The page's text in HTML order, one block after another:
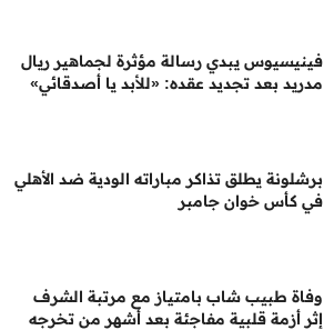
فينيسيوس يبدي رسالة مؤثرة لجماهير ريال
مدريد بعد تجديد عقده: «للأبد يا أصدقائي»
برشلونة يطلق تذاكر مباراته الودية ضد الأهلي
في كأس خوان جامبر
وفاة طبيب شاب بامتياز مع مرتبة الشرف
إثر أزمة قلبية مفاجئة بعد أشهر من تخرجه